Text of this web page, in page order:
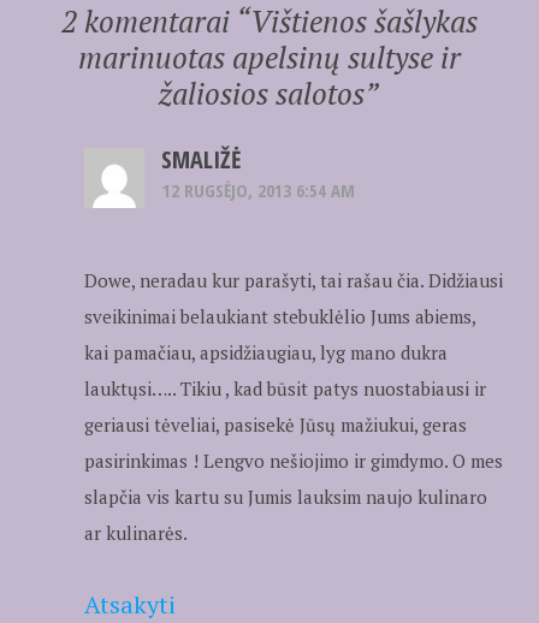
2 komentarai “Vištienos šašlykas
marinuotas apelsinų sultyse ir
žaliosios salotos”
SMALIŽĖ
12 RUGSĖJO, 2013 6:54 AM
Dowe, neradau kur parašyti, tai rašau čia. Didžiausi
sveikinimai belaukiant stebuklėlio Jums abiems,
kai pamačiau, apsidžiaugiau, lyg mano dukra
lauktųsi….. Tikiu , kad būsit patys nuostabiausi ir
geriausi tėveliai, pasisekė Jūsų mažiukui, geras
pasirinkimas ! Lengvo nešiojimo ir gimdymo. O mes
slapčia vis kartu su Jumis lauksim naujo kulinaro
ar kulinarės.
Atsakyti